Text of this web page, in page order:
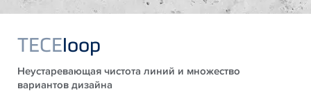
TECEloop
Неустаревающая чистота линий и множество
вариантов дизайна